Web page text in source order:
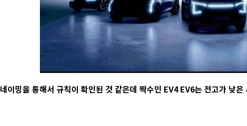
네이밍을 통해서 규칙이 확인된 것 같은데 짝수인 EV4 EV6는 전고가 낮